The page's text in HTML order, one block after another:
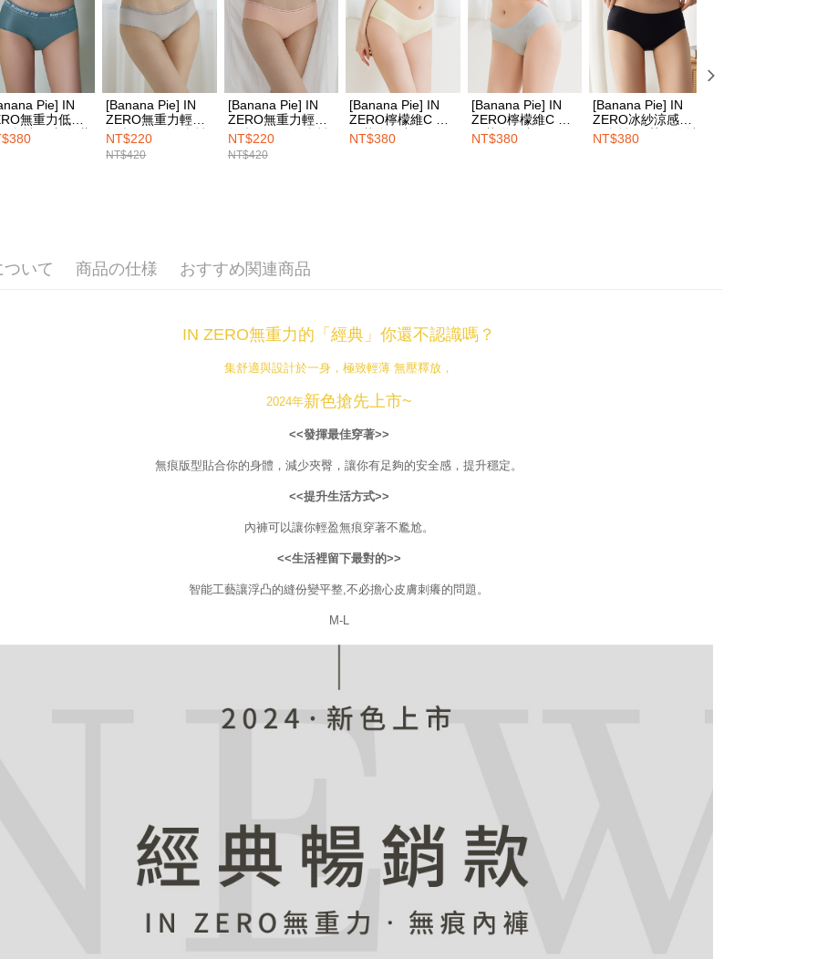
の有無に関わらず、AFTEEで指定された期限内にお支払いください。
二、支払い限度額
1.初回 AFTEEを ご利用の際に、認証結果及び当社の審査の結果に基づ
き、限度額が設定されます。
2.決済金額は最低NT$20です。
3.現在、台湾の会員のみご利用いただけます。
三、利用規約「AFTEE代金後払い」（以下当サービスという）はネット
後見人の同意を得ればAFTEEをご利用いただけます。
個人情報の処理、利用について疑問がある、または関連する法律の権利
cs_tw@netprotections.co.jp
AFTEEにあなたの個人情報の収集、処理、利用を許可することににご同
宅配
配送毎にNT$100、NT$1,500以上で送料無料
EASY SHOP門市速取
送料無料
海外発送
Pie] IN
無重力低腰
內褲-尼加拉藍
[Banana Pie] IN
ZERO無重力輕盈
無痕低腰三角內褲-
灰色星河
NT$220
NT$420
[Banana Pie] IN
ZERO無重力輕盈
無痕低腰三角內褲-
粉色海洋
NT$220
NT$420
[Banana Pie] IN
ZERO檸檬維C 煎
妮花聯名中腰平口
內褲-輕甜檸黃
NT$380
[Banana Pie] IN
ZERO檸檬維C 煎
妮花聯名中腰平口
內褲-霜藍柚沁
NT$380
[Banana Pie] IN
ZERO冰紗涼感平
口內褲-黑莓氣泡冰
NT$380
いて 商品の仕様 おすすめ関連商品
IN ZERO無重力的「經典」你還不認識嗎？
集舒適與設計於一身，極致輕薄 無壓釋放，
2024年新色搶先上市~
<<發揮最佳穿著>>
無痕版型貼合你的身體，減少夾臀，讓你有足夠的安全感，提升穩定。
<<提升生活方式>>
內褲可以讓你輕盈無痕穿著不尷尬。
<<生活裡留下最對的>>
智能工藝讓浮凸的縫份變平整,不必擔心皮膚刺癢的問題。
M-L